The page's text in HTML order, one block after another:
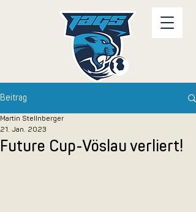
Beitrag
Future Cup-Vöslau verliert!
Martin Stellnberger
21. Jan. 2023